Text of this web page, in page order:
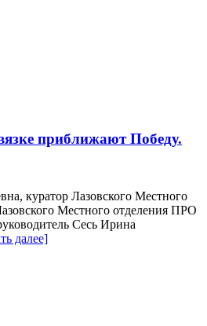
приближают Победу.
куратор Лазовского Местного
Местного отделения ПРО
Сесь Ирина
далее]